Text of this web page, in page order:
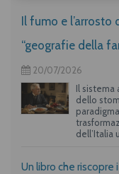
Il fumo e l’arrosto
“geografie della
20/07/2026
Il sistema
dello
dell’Italia
Un libro che riscopre